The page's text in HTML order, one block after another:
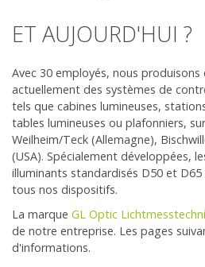
ET AUJOURD'HUI ?
Avec 30 employés, nous
actuellement des systèmes de
tels que cabines lumineuses,
tables lumineuses ou plafonniers,
Weilheim/Teck (Allemagne),
(USA). Spécialement développées,
illuminants standardisés D50 et
tous nos dispositifs.
La marque GL Optic
de notre entreprise. Les pages
d'informations.